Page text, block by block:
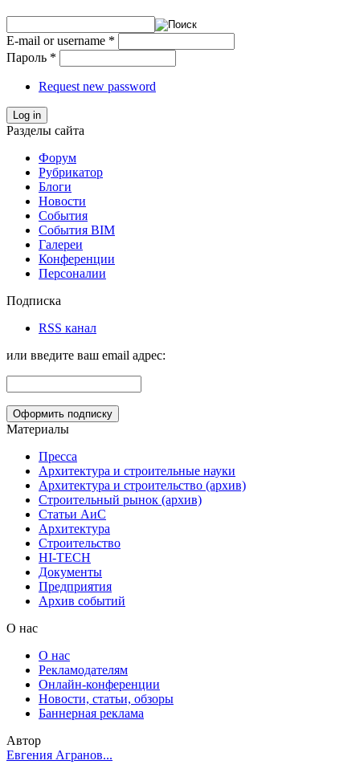
E-mail or username *
Пароль *
Request new password
Log in
Разделы сайта
Форум
Рубрикатор
Блоги
Новости
События
События BIM
Галереи
Конференции
Персоналии
Подписка
RSS канал
или введите ваш email адрес:
Материалы
Пресса
Архитектура и строительные науки
Архитектура и строительство (архив)
Строительный рынок (архив)
Статьи АиС
Архитектура
Строительство
HI-TECH
Документы
Предприятия
Архив событий
О нас
О нас
Рекламодателям
Онлайн-конференции
Новости, статьи, обзоры
Баннерная реклама
Автор
Евгения Агранов...